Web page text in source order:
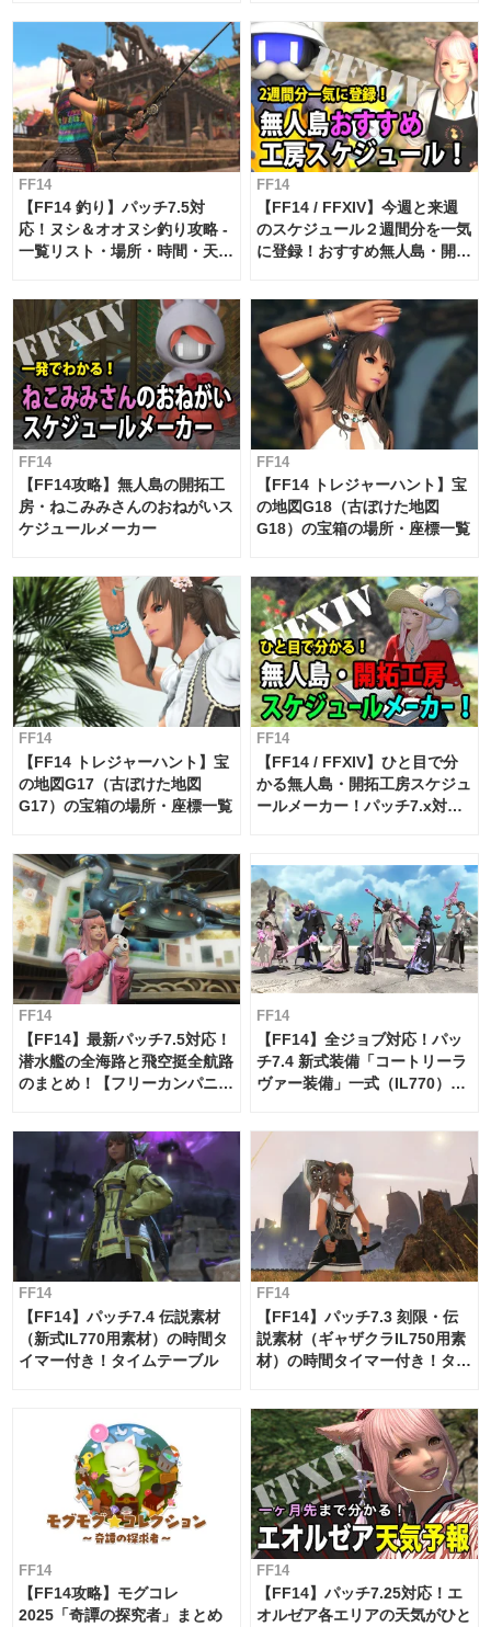
FF14
【FF14 釣り】パッチ7.5対
応！ヌシ＆オオヌシ釣り攻略 -
一覧リスト・場所・時間・天
FF14
【FF14 / FFXIV】今週と来週
のスケジュール２週間分を一気
に登録！おすすめ無人島・開拓
FF14
【FF14攻略】無人島の開拓工
房・ねこみみさんのおねがいス
ケジュールメーカー
FF14
【FF14 トレジャーハント】宝
の地図G18（古ぼけた地図
G18）の宝箱の場所・座標一覧
FF14
【FF14 トレジャーハント】宝
の地図G17（古ぼけた地図
G17）の宝箱の場所・座標一覧
FF14
【FF14 / FFXIV】ひと目で分
かる無人島・開拓工房スケジュ
ールメーカー！パッチ7.x対応
FF14
【FF14】最新パッチ7.5対応！
潜水艦の全海路と飛空挺全航路
のまとめ！【フリーカンパニ
FF14
【FF14】全ジョブ対応！パッ
チ7.4 新式装備「コートリーラ
ヴァー装備」一式（IL770）の
FF14
【FF14】パッチ7.4 伝説素材
（新式IL770用素材）の時間タ
イマー付き！タイムテーブル
FF14
【FF14】パッチ7.3 刻限・伝
説素材（ギャザクラIL750用素
材）の時間タイマー付き！タイ
FF14
【FF14攻略】モグコレ
2025「奇譚の探究者」まとめ
FF14
【FF14】パッチ7.25対応！エ
オルゼア各エリアの天気がひと